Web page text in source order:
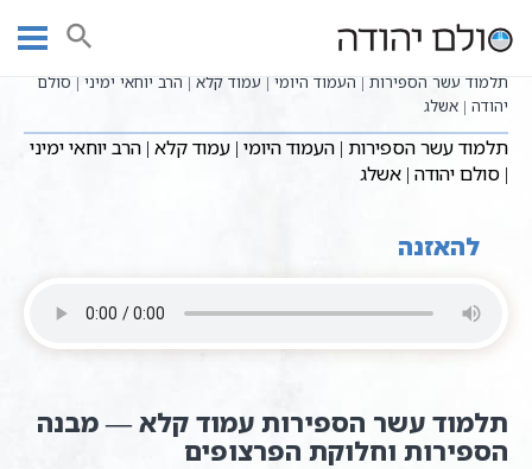
content
עמוד ראשי שיעורי וידאו
בעל הסולם תלמוד עשר הספירות
תלמוד עשר הספירות | העמוד היומי | עמוד קלא | הרב יוחאי ימיני | סולם
יהודה | אשלג
תלמוד עשר הספירות | העמוד היומי | עמוד קלא | הרב יוחאי ימיני
| סולם יהודה | אשלג
להאזנה
תלמוד עשר הספירות עמוד קלא — מבנה
הספירות וחלוקת הפרצופים